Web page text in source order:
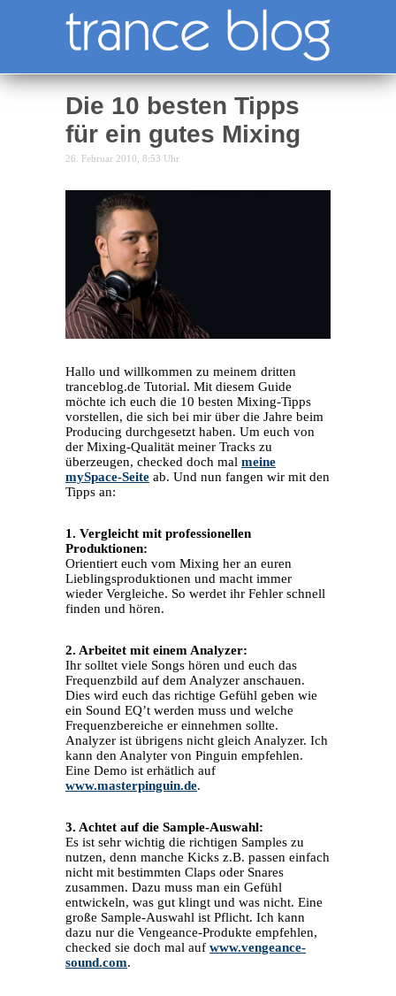
Die 10 besten Tipps
für ein gutes Mixing
26. Februar 2010, 8:53 Uhr
Hallo und willkommen zu meinem dritten
tranceblog.de Tutorial. Mit diesem Guide
möchte ich euch die 10 besten Mixing-Tipps
vorstellen, die sich bei mir über die Jahre beim
Producing durchgesetzt haben. Um euch von
der Mixing-Qualität meiner Tracks zu
überzeugen, checked doch mal meine
mySpace-Seite ab. Und nun fangen wir mit den
Tipps an:
1. Vergleicht mit professionellen
Produktionen:
Orientiert euch vom Mixing her an euren
Lieblingsproduktionen und macht immer
wieder Vergleiche. So werdet ihr Fehler schnell
finden und hören.
2. Arbeitet mit einem Analyzer:
Ihr solltet viele Songs hören und euch das
Frequenzbild auf dem Analyzer anschauen.
Dies wird euch das richtige Gefühl geben wie
ein Sound EQ’t werden muss und welche
Frequenzbereiche er einnehmen sollte.
Analyzer ist übrigens nicht gleich Analyzer. Ich
kann den Analyter von Pinguin empfehlen.
Eine Demo ist erhätlich auf
www.masterpinguin.de.
3. Achtet auf die Sample-Auswahl:
Es ist sehr wichtig die richtigen Samples zu
nutzen, denn manche Kicks z.B. passen einfach
nicht mit bestimmten Claps oder Snares
zusammen. Dazu muss man ein Gefühl
entwickeln, was gut klingt und was nicht. Eine
große Sample-Auswahl ist Pflicht. Ich kann
dazu nur die Vengeance-Produkte empfehlen,
checked sie doch mal auf www.vengeance-
sound.com.